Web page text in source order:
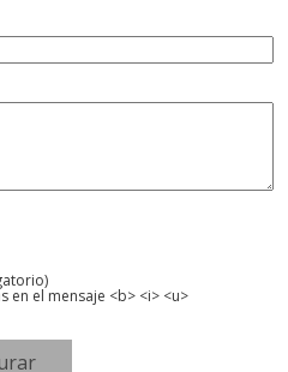
en el mensaje <b> <i> <u>